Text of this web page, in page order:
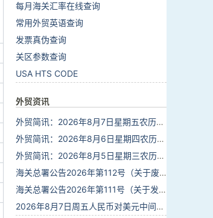
每月海关汇率在线查询
常用外贸英语查询
发票真伪查询
关区参数查询
USA HTS CODE
外贸资讯
外贸简讯：2026年8月7日星期五农历六月廿五
外贸简讯：2026年8月6日星期四农历六月廿四
外贸简讯：2026年8月5日星期三农历六月廿三
海关总署公告2026年第112号（关于废止部分卫生检疫类规范性文件的公告）
海关总署公告2026年第111号（关于发布《进出境动植物检疫处理监督管理工作规定》《进出境卫生处理监督管理工作规定》的公告）
2026年8月7日周五人民币对美元中间价报6.7904调贬9个基点